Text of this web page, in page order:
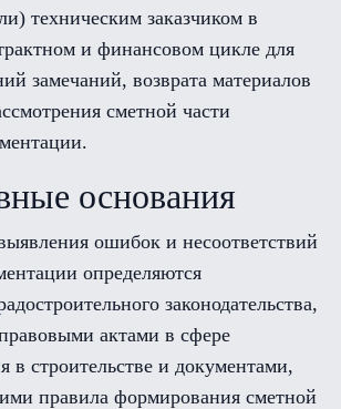
техническим заказчиком в
и финансовом цикле для
замечаний, возврата материалов
сметной части
основания
ошибок и несоответствий
определяются
законодательства,
актами в сфере
в строительстве и документами,
правила формирования сметной